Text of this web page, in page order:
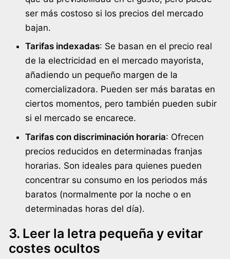
ser más costoso si los precios del mercado
bajan.
Tarifas indexadas: Se basan en el precio real
de la electricidad en el mercado mayorista,
añadiendo un pequeño margen de la
comercializadora. Pueden ser más baratas en
ciertos momentos, pero también pueden subir
si el mercado se encarece.
Tarifas con discriminación horaria: Ofrecen
precios reducidos en determinadas franjas
horarias. Son ideales para quienes pueden
concentrar su consumo en los periodos más
baratos (normalmente por la noche o en
determinadas horas del día).
3. Leer la letra pequeña y evitar
costes ocultos